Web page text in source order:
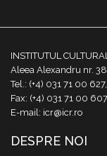
INSTITUTUL
Aleea Alexandru nr.
Tel.: (+4) 031 71 00
Fax: (+4) 031 71 00 607
E-mail: icr@icr.ro
DESPRE NOI